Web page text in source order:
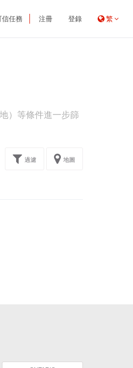
信任務 注冊 登錄 繁
）等條件進一步篩
過濾 地圖